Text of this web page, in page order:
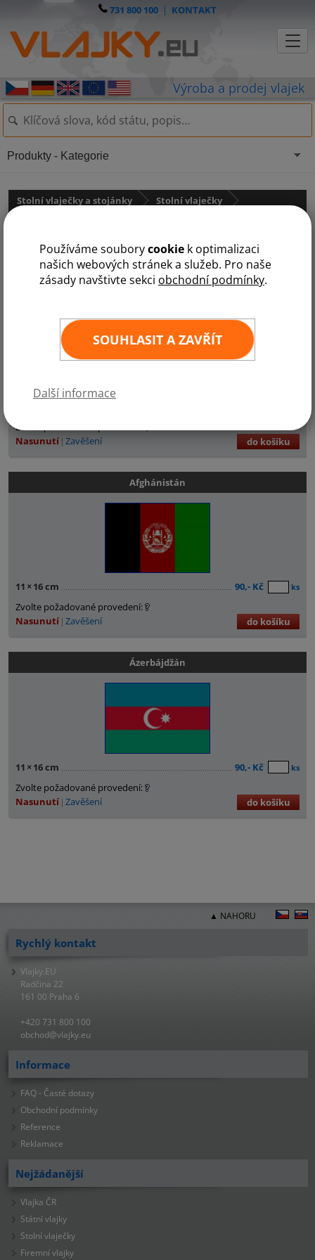
Používáme souborycookie k optimalizaci
našich webových stránek a služeb. Pro naše
zásady navštivte sekci obchodní podmínky.
SOUHLASIT A ZAVŘÍT
Další informace
731 800 100 | KONTAKT
Stolní vlaječky a stojánky
Stolní vlaječky
A B Č F G I J K L M N O P S T U
Zvolte požadované provedení:
Nasunutí Zavěšení do košíku
Afghánistán
11 × 16 cm 90,- Kč ks
Zvolte požadované provedení:
Nasunutí Zavěšení do košíku
Ázerbájdžán
11 × 16 cm 90,- Kč ks
Zvolte požadované provedení:
Nasunutí Zavěšení do košíku
Produkty - Kategorie
▲ NAHORU
Rychlý kontakt
Vlajky.EU
Radčina 22
161 00 Praha 6
+420 731 800 100
obchod@vlajky.eu
Informace
FAQ - Časté dotazy
Obchodní podmínky
Reference
Reklamace
Nejžádanější
Vlajka ČR
Státní vlajky
Stolní vlaječky
Firemní vlajky